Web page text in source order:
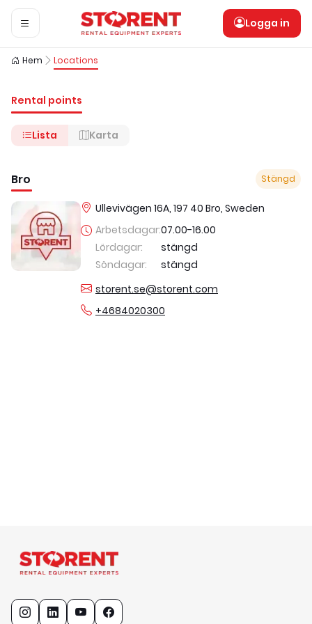
Logga in
Hem Locations
Rental points
Lista Karta
Bro Stängd
Ullevivägen 16A, 197 40 Bro, Sweden
Arbetsdagar:07.00-16.00
Lördagar:
stängd
Söndagar:
stängd
storent.se@storent.com
+4684020300